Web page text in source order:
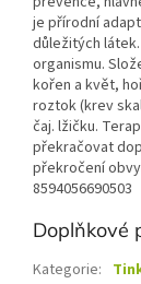
je přírodní
důležitých
organismu.
kořen a květ,
roztok (krev
čaj. lžičku.
překračovat
překročení
8594056690503
Doplňkové
Kategorie: